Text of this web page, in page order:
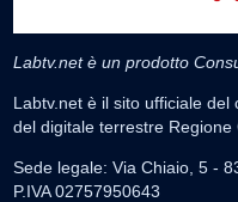
Labtv.net è un prodotto
Labtv.net è il sito ufficiale
del digitale terrestre Regione
Sede legale: Via Chiaio, 5 -
P.IVA 02757950643